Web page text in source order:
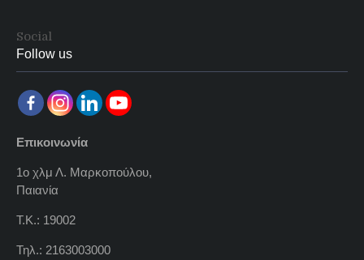
Social
Follow us
Επικοινωνία
1ο χλμ Λ. Μαρκοπούλου,
Παιανία
Τ.Κ.: 19002
Τηλ.: 2163003000